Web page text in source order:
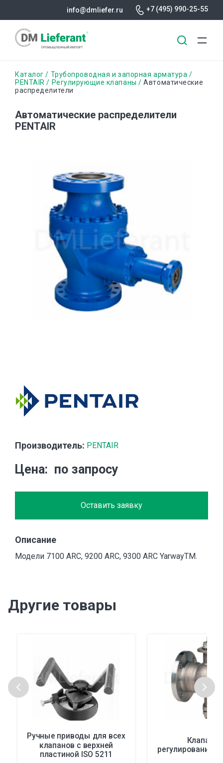
основному
info@dmliefer.ru +7 (495) 990-25-55
Строка
навигации
Каталог
Трубопроводная и запорная арматура
PENTAIR
Регулирующие клапаны
Автоматические
распределители
Автоматические распределители
PENTAIR
Производитель: PENTAIR
Цена по запросу
Оставить заявку
Описание
Модели 7100 ARC, 9200 ARC, 9300 ARC YarwayTM.
Другие товары
Ручные приводы для всех
клапанов с верхней
пластиной ISO 5211
Клапаны
регулированием